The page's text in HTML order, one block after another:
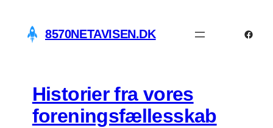
indhold
8570NETAVISEN.DK
Historier fra vores
foreningsfællesskab